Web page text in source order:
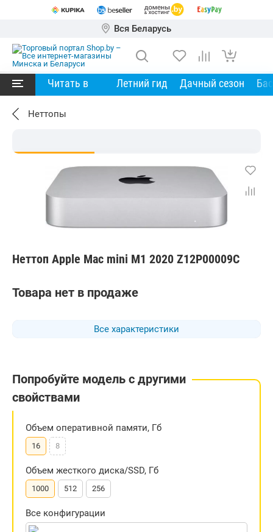
Вся Беларусь
Читать в Летний гид Дачный сезон
Неттопы
Неттоп Apple Mac mini M1 2020 Z12P00009C
Все характеристики
Товара нет в продаже
Попробуйте модель с другими
свойствами
Объем оперативной памяти, Гб
16 8
Объем жесткого диска/SSD, Гб
1000 512 256
Все конфигурации